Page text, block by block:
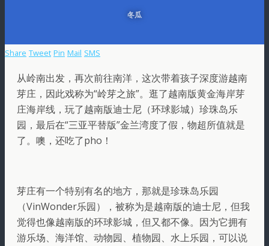
冬瓜
Share Tweet Pin Mail SMS
从岭南出发，再次前往南洋，这次带着孩子深度游越南
芽庄，因此戏称为“岭芽之旅”。逛了越南版黄金海岸芽
庄海岸线，玩了越南版迪士尼（环球影城）珍珠岛乐
园，最后在“三亚平替版”金兰湾度了假，物超所值就是
了。噢，还吃了pho！
芽庄有一个特别有名的地方，那就是珍珠岛乐园
（VinWonder乐园），被称为是越南版的迪士尼，但我
觉得也像越南版的环球影城，但又都不像。因为它拥有
游乐场、海洋馆、动物园、植物园、水上乐园，可以说